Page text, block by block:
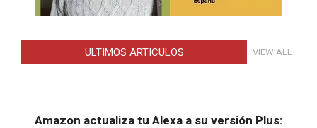
ULTIMOS ARTICULOS VIEW ALL
Amazon actualiza tu Alexa a su versión Plus: